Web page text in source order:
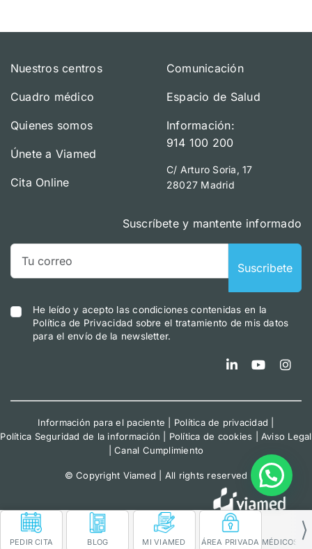
PEDIR CITA BLOG MI VIAMED ÁREA PRIVADA MÉDICOS
Nuestros centros
Cuadro médico
Quienes somos
Únete a Viamed
Cita Online
Comunicación
Espacio de Salud
Información:
914 100 200
C/ Arturo Soria, 17
28027 Madrid
Suscríbete y mantente informado
Suscribete
He leído y acepto las condiciones contenidas en la
Política de Privacidad sobre el tratamiento de mis datos
para el envío de la newsletter.
Información para el paciente Política de privacidad
Política Seguridad de la información
Política de cookies |Aviso Legal
|Canal Cumplimiento
© Copyright Viamed | All rights reserved